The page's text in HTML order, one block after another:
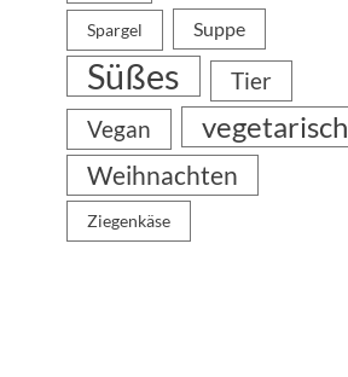
Spargel Suppe
Süßes
Tier
Vegan
vegetarisch
Weihnachten
Ziegenkäse